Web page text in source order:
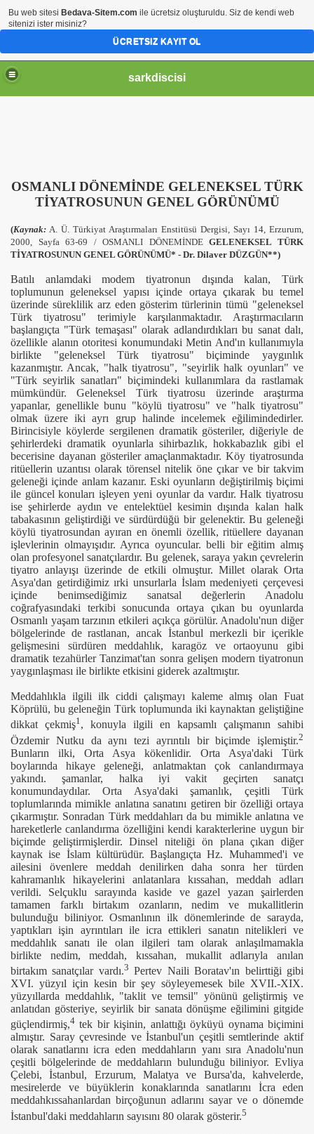
sarkdiscisi
OSMANLI DÖNEMİNDE GELENEKSEL TÜRK
TİYATROSUNUN GENEL GÖRÜNÜMÜ
(Kaynak: A. Ü. Türkiyat Araştırmaları Enstitüsü Dergisi, Sayı 14, Erzurum,
2000, Sayfa 63-69 / OSMANLI DÖNEMİNDEGELENEKSEL TÜRK
TİYATROSUNUN GENEL GÖRÜNÜMÜ* - Dr. Dilaver DÜZGÜN**)
Batılı anlamdaki modem tiyatronun dışında kalan, Türk
toplumunun geleneksel yapısı içinde ortaya çıkarak bu temel
üzerinde süreklilik arz eden gösterim türlerinin tümü "geleneksel
Türk tiyatrosu" terimiyle karşılanmaktadır. Araştırmacıların
başlangıçta "Türk temaşası" olarak adlandırdıkları bu sanat dalı,
özellikle alanın otoritesi konumundaki Metin And'ın kullanımıyla
birlikte "geleneksel Türk tiyatrosu" biçiminde yaygınlık
kazanmıştır. Ancak, "halk tiyatrosu", "seyirlik halk oyunları" ve
"Türk seyirlik sanatları" biçimindeki kullanımlara da rastlamak
mümkündür. Geleneksel Türk tiyatrosu üzerinde araştırma
yapanlar, genellikle bunu "köylü tiyatrosu" ve "halk tiyatrosu"
olmak üzere iki ayrı grup halinde incelemek eğilimindedirler.
Birincisiyle köylerde sergilenen dramatik gösteriler, diğeriyle de
şehirlerdeki dramatik oyunlarla sihirbazlık, hokkabazlık gibi el
becerisine dayanan gösteriler amaçlanmaktadır. Köy tiyatrosunda
ritüellerin uzantısı olarak törensel nitelik öne çıkar ve bir takvim
geleneği içinde anlam kazanır. Eski oyunların değiştirilmiş biçimi
ile güncel konuları işleyen yeni oyunlar da vardır. Halk tiyatrosu
ise şehirlerde aydın ve entelektüel kesimin dışında kalan halk
tabakasının geliştirdiği ve sürdürdüğü bir gelenektir. Bu geleneği
köylü tiyatrosundan ayıran en önemli özellik, ritüellere dayanan
işlevlerinin olmayışıdır. Ayrıca oyuncular. belli bir eğitim almış
olan profesyonel sanatçılardır. Bu gelenek, saraya yakın çevrelerin
tiyatro anlayışı üzerinde de etkili olmuştur. Millet olarak Orta
Asya'dan getirdiğimiz ırki unsurlarla İslam medeniyeti çerçevesi
içinde benimsediğimiz sanatsal değerlerin Anadolu
coğrafyasındaki terkibi sonucunda ortaya çıkan bu oyunlarda
Osmanlı yaşam tarzının etkileri açıkça görülür. Anadolu'nun diğer
bölgelerinde de rastlanan, ancak İstanbul merkezli bir içerikle
gelişmesini sürdüren meddahlık, karagöz ve ortaoyunu gibi
dramatik tezahürler Tanzimat'tan sonra gelişen modern tiyatronun
yaygınlaşması ile birlikte etkisini giderek azaltmıştır.
Meddahlıkla ilgili ilk ciddi çalışmayı kaleme almış olan Fuat
Köprülü, bu geleneğin Türk toplumunda iki kaynaktan geliştiğine
dikkat çekmiş1, konuyla ilgili en kapsamlı çalışmanın sahibi
Özdemir Nutku da aynı tezi ayrıntılı bir biçimde işlemiştir.2
Bunların ilki, Orta Asya kökenlidir. Orta Asya'daki Türk
boylarında hikaye geleneği, anlatmaktan çok canlandırmaya
yakındı. şamanlar, halka iyi vakit geçirten sanatçı
konumundaydılar. Orta Asya'daki şamanlık, çeşitli Türk
toplumlarında mimikle anlatına sanatını getiren bir özelliği ortaya
çıkarmıştır. Sonradan Türk meddahları da bu mimikle anlatına ve
hareketlerle canlandırma özelliğini kendi karakterlerine uygun bir
biçimde geliştirmişlerdir. Dinsel niteliği ön plana çıkan diğer
kaynak ise İslam kültürüdür. Başlangıçta Hz. Muhammed'i ve
ailesini övenlere meddah denilirken daha sonra her türden
kahramanlık hikayelerini anlatanlara kıssahan, meddah adları
verildi. Selçuklu sarayında kaside ve gazel yazan şairlerden
tamamen farklı birtakım ozanların, nedim ve mukallitlerin
bulunduğu biliniyor. Osmanlının ilk dönemlerinde de sarayda,
yaptıkları işin ayrıntıları ile icra ettikleri sanatın nitelikleri ve
meddahlık sanatı ile olan ilgileri tam olarak anlaşılmamakla
birlikte nedim, meddah, kıssahan, mukallit adlarıyla anılan
birtakım sanatçılar vardı.3 Pertev Naili Boratav'ın belirttiği gibi
XVI. yüzyıl için kesin bir şey söyleyemesek bile XVII.-XIX.
yüzyıllarda meddahlık, "taklit ve temsil" yönünü geliştirmiş ve
anlatıdan gösteriye, seyirlik bir sanata dönüşme eğilimini gitgide
güçlendirmiş,4 tek bir kişinin, anlattığı öyküyü oynama biçimini
almıştır. Saray çevresinde ve İstanbul'un çeşitli semtlerinde aktif
olarak sanatlarını icra eden meddahların yanı sıra Anadolu'nun
çeşitli bölgelerinde de meddahların bulunduğu biliniyor. Evliya
Çelebi, İstanbul, Erzurum, Malatya ve Bursa'da, kahvelerde,
mesirelerde ve büyüklerin konaklarında sanatlarını İcra eden
meddahkıssahanlardan birçoğunun adlarını sayar ve o dönemde
İstanbul'daki meddahların sayısını 80 olarak gösterir.5
Bu web sitesi Bedava-Sitem.com ile ücretsiz oluşturuldu. Siz de kendi web
sitenizi ister misiniz?
ÜCRETSIZ KAYIT OL